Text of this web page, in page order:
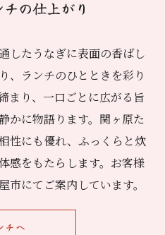
の仕上がり
したうなぎに表面の香ばし
、ランチのひとときを彩り
まり、一口ごとに広がる旨
かに物語ります。関ヶ原た
性にも優れ、ふっくらと炊
感をもたらします。お客様
市にてご案内しています。
チへ